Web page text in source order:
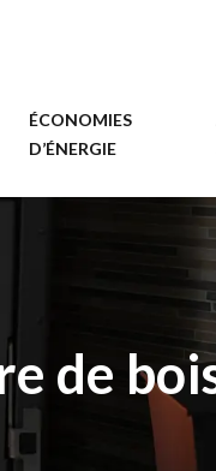
ÉCONOMIES
D’ÉNERGIE
de